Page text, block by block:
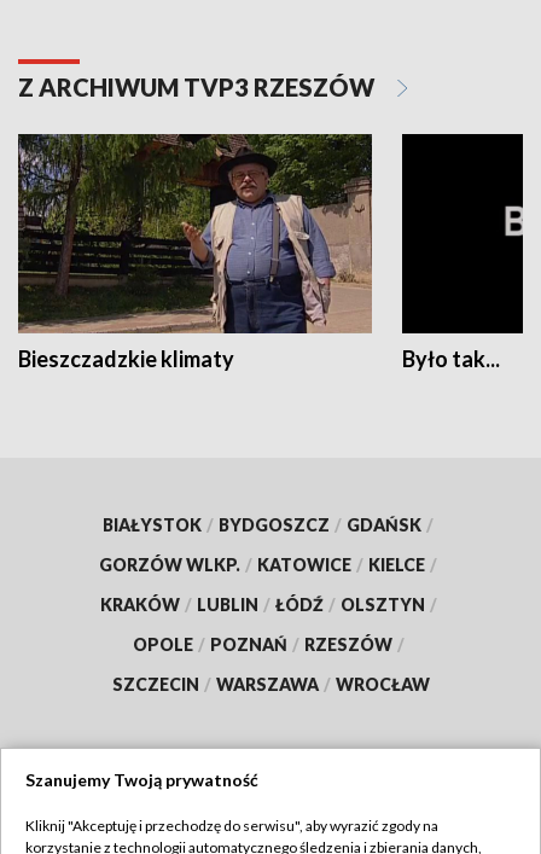
Z ARCHIWUM TVP3 RZESZÓW
Bieszczadzkie klimaty Było tak...
BIAŁYSTOK / BYDGOSZCZ / GDAŃSK /
GORZÓW WLKP. / KATOWICE / KIELCE /
KRAKÓW / LUBLIN / ŁÓDŹ / OLSZTYN /
OPOLE / POZNAŃ / RZESZÓW /
SZCZECIN / WARSZAWA / WROCŁAW
Szanujemy Twoją prywatność
Kliknij "Akceptuję i przechodzę do serwisu", aby wyrazić zgody na
korzystanie z technologii automatycznego śledzenia i zbierania danych,